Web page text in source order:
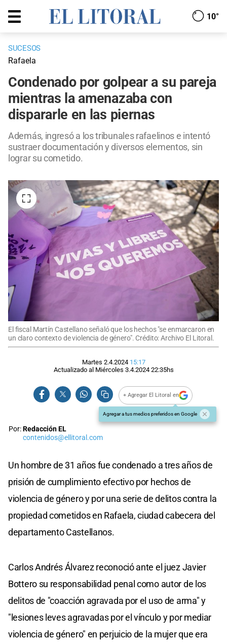
10°
SUCESOS
Rafaela
Condenado por golpear a su pareja
mientras la amenazaba con
dispararle en las piernas
Además, ingresó a los tribunales rafaelinos e intentó
sustraer documentación y diversos elementos, sin
lograr su cometido.
El fiscal Martín Castellano señaló que los hechos "se enmarcaron en
un claro contexto de violencia de género". Crédito: Archivo El Litoral.
Martes 2.4.2024 15:17
Actualizado al Miércoles 3.4.2024 22:35hs
+ Agregar El Litoral en
Agregar a tus medios preferidos en Google
Por:Redacción EL
contenidos@ellitoral.com
Un hombre de 31 años fue condenado a tres años de
prisión de cumplimiento efectivo por hechos de
violencia de género y por una serie de delitos contra la
propiedad cometidos en Rafaela, ciudad cabecera del
departamento Castellanos.
Carlos Andrés Álvarez reconoció ante el juez Javier
Bottero su responsabilidad penal como autor de los
delitos de "coacción agravada por el uso de arma" y
"lesiones leves agravadas por el vínculo y por mediar
violencia de género" en perjuicio de la mujer que era